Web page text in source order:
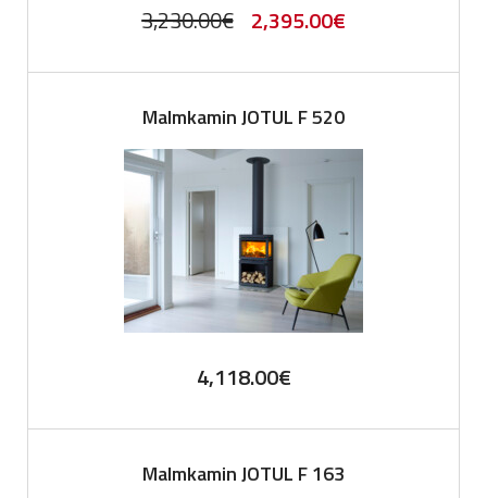
3,230.00€ Original
3,230.00€.
2,395.00€Current
2,395.00€.
Malmkamin JOTUL F 520
4,118.00€
Malmkamin JOTUL F 163